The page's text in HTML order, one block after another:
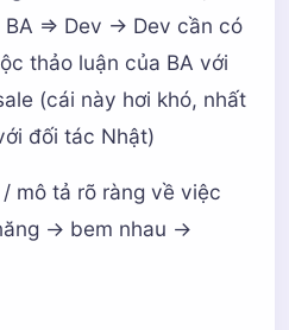
BA => Dev -> Dev cần có
thảo luận của BA với
(cái này hơi khó, nhất
đối tác Nhật)
mô tả rõ ràng về việc
-> bem nhau ->